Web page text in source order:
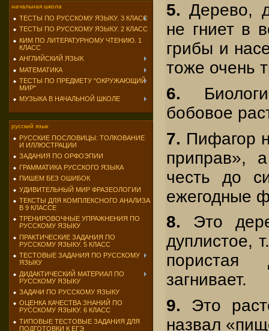
начальная школа
ТЕСТЫ ПО РУССКОМУ ЯЗЫКУ. 3 КЛАСС
ТЕСТЫ ПО РУССКОМУ ЯЗЫКУ. 2 КЛАСС
КИМ ПО ЛИТЕРАТУРНОМУ ЧТЕНИЮ. 1
КЛАСС
АНГЛИЙСКИЙ ЯЗЫК
МАТЕМАТИКА
ТЕСТЫ ПО ПРЕДМЕТУ "ОКРУЖАЮЩИЙ
МИР"
МУЗЫКА В НАЧАЛЬНОЙ ШКОЛЕ
русский язык
РУССКИЕ ПОСЛОВИЦЫ: ТОЛКОВАНИЕ
И ИЛЛЮСТРАЦИИ
ЗАДАНИЯ ПО ОРФОЭПИИ
ГРАММАТИКА РУССКОГО ЯЗЫКА
ПИШЕМ БЕЗ ОШИБОК
УДИВИТЕЛЬНЫЙ МИР ФРАЗЕОЛОГИИ
ТЕКСТЫ ДЛЯ КОМПЛЕКСНОГО АНАЛИЗА
В 9 КЛАССЕ
ТРЕНИРОВОЧНЫЕ УПРАЖНЕНИЯ ПО
РУССКОМУ ЯЗЫКУ
ПРАКТИЧЕСКИЕ ЗАДАНИЯ ПО
РУССКОМУ ЯЗЫКУ. 5 КЛАСС
ТЕСТОВЫЕ ЗАДАНИЯ ПО РУССКОМУ
ЯЗЫКУ
ДИДАКТИЧЕСКИЙ МАТЕРИАЛ ПО
РУССКОМУ ЯЗЫКУ
ЗАДАЧИ ПО РУССКОМУ ЯЗЫКУ
ОЦЕНКА КАЧЕСТВА ЗНАНИЙ ПО
РУССКОМУ ЯЗЫКУ. 6 КЛАСС
ТИПОВЫЕ ТЕСТОВЫЕ ЗАДАНИЯ ДЛЯ
ПОДГОТОВКИ К ЕГЭ
5. Дерево,
не гниет в
грибы и
тоже очень
6.
бобовое
7. Пифагор
приправ»,
честь до
ежегодные
8. Это
дуплистое,
пористая
загнивает.
9. Это
назвал